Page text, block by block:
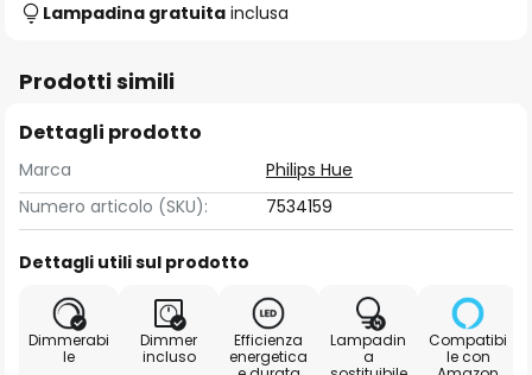
Lampadina gratuita inclusa
Prodotti simili
Dettagli prodotto
Marca
Philips Hue
Numero articolo (SKU):
7534159
Dettagli utili sul prodotto
Dimmerabi
le
Dimmer
incluso
Efficienza
energetica
Lampadin
a
Compatibi
le con